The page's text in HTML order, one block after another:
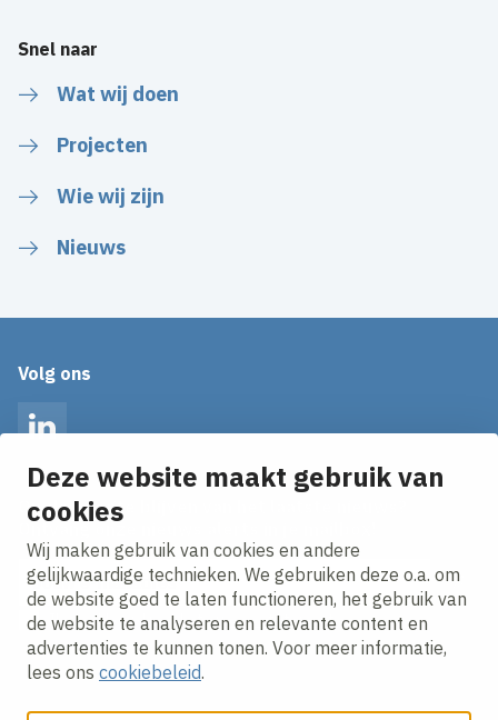
Deze website maakt gebruik van
cookies
Wij maken gebruik van cookies en andere
gelijkwaardige technieken. We gebruiken deze o.a. om
de website goed te laten functioneren, het gebruik van
de website te analyseren en relevante content en
advertenties te kunnen tonen. Voor meer informatie,
lees ons cookiebeleid.
Snel naar
Wat wij doen
Projecten
Wie wij zijn
Nieuws
Volg ons
Op de hoogte blijven van het laatste nieuws?
E-mailadres
Ik ga akkoord met hetprivacy statement.